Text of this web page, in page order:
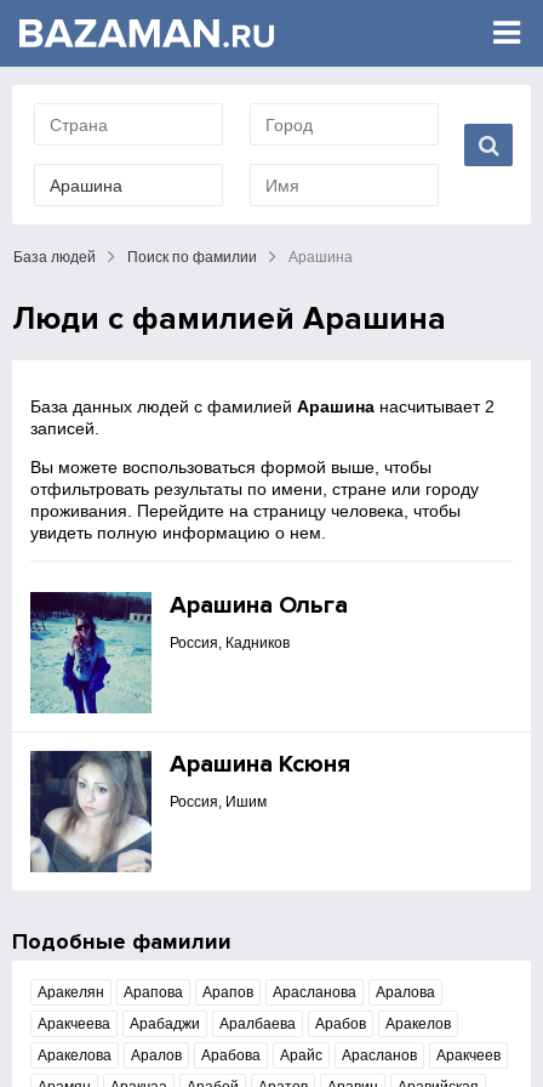
База людей Поиск по фамилии Арашина
Люди с фамилией Арашина
База данных людей с фамилиейАрашина насчитывает 2
записей.
Вы можете воспользоваться формой выше, чтобы
отфильтровать результаты по имени, стране или городу
проживания. Перейдите на страницу человека, чтобы
увидеть полную информацию о нем.
Арашина Ольга
Россия, Кадников
Арашина Ксюня
Россия, Ишим
Подобные фамилии
Аракелян Арапова Арапов Арасланова
Аралова
Аракчеева
Арабаджи Аралбаева Арабов
Аракелов
Аракелова
Аралов Арабова Арайс Арасланов
Аракчеев